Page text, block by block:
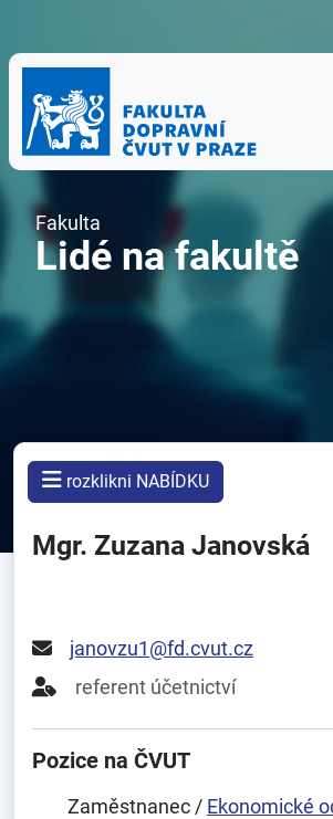
Fakulta
Lidé na fakultě
rozklikni NABÍDKU
Mgr. Zuzana Janovská
janovzu1@fd.cvut.cz
referent účetnictví
Pozice na ČVUT
Zaměstnanec / Ekonomické